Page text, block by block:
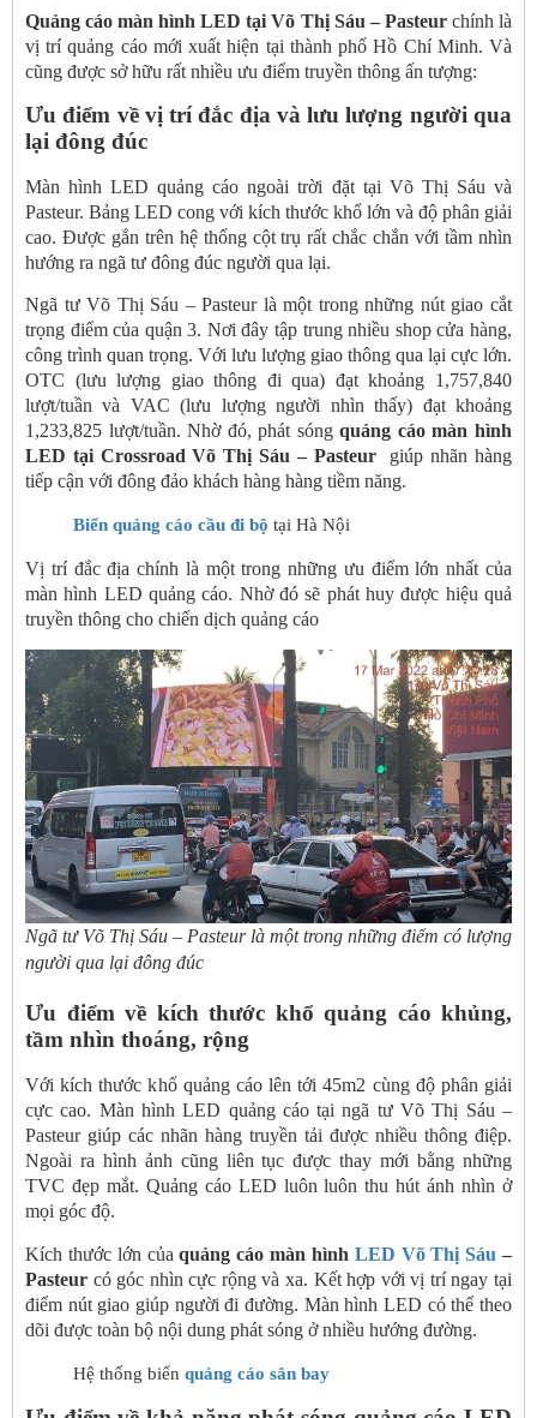
Quảng cáo màn hình LED tại Võ Thị Sáu – Pasteurchính là
vị trí quảng cáo mới xuất hiện tại thành phố Hồ Chí Minh. Và
cũng được sở hữu rất nhiều ưu điểm truyền thông ấn tượng:
Ưu điểm về vị trí đắc địa và lưu lượng người qua
lại đông đúc
Màn hình LED quảng cáo ngoài trời đặt tại Võ Thị Sáu và
Pasteur. Bảng LED cong với kích thước khổ lớn và độ phân giải
cao. Được gắn trên hệ thống cột trụ rất chắc chắn với tầm nhìn
hướng ra ngã tư đông đúc người qua lại.
Ngã tư Võ Thị Sáu – Pasteur là một trong những nút giao cắt
trọng điểm của quận 3. Nơi đây tập trung nhiều shop cửa hàng,
công trình quan trọng. Với lưu lượng giao thông qua lại cực lớn.
OTC (lưu lượng giao thông đi qua) đạt khoảng 1,757,840
lượt/tuần và VAC (lưu lượng người nhìn thấy) đạt khoảng
1,233,825 lượt/tuần. Nhờ đó, phát sóngquảng cáo màn hình
LED tại Crossroad Võ Thị Sáu – Pasteurgiúp nhãn hàng
tiếp cận với đông đảo khách hàng hàng tiềm năng.
Biển quảng cáo cầu đi bộ tại Hà Nội
Vị trí đắc địa chính là một trong những ưu điểm lớn nhất của
màn hình LED quảng cáo. Nhờ đó sẽ phát huy được hiệu quả
truyền thông cho chiến dịch quảng cáo
Ngã tư Võ Thị Sáu – Pasteur là một trong những điểm có lượng
người qua lại đông đúc
Ưu điểm về kích thước khổ quảng cáo khủng,
tầm nhìn thoáng, rộng
Với kích thước khổ quảng cáo lên tới 45m2 cùng độ phân giải
cực cao. Màn hình LED quảng cáo tại ngã tư Võ Thị Sáu –
Pasteur giúp các nhãn hàng truyền tải được nhiều thông điệp.
Ngoài ra hình ảnh cũng liên tục được thay mới bằng những
TVC đẹp mắt. Quảng cáo LED luôn luôn thu hút ánh nhìn ở
mọi góc độ.
Kích thước lớn củaquảng cáo màn hình LED Võ Thị Sáu –
Pasteur có góc nhìn cực rộng và xa. Kết hợp với vị trí ngay tại
điểm nút giao giúp người đi đường. Màn hình LED có thể theo
dõi được toàn bộ nội dung phát sóng ở nhiều hướng đường.
Hệ thống biển quảng cáo sân bay